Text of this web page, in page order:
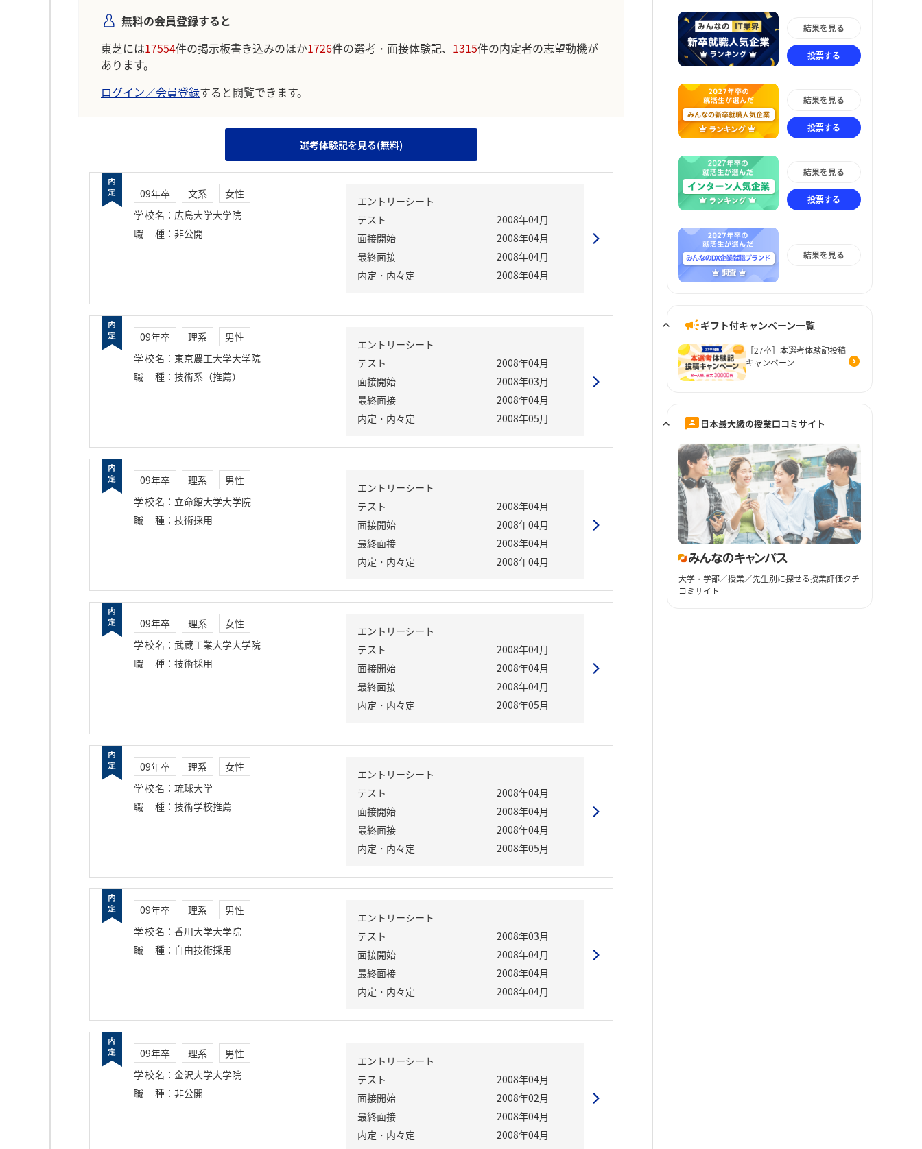
ます。
学生の声を就職活動の参考にしましょう。
※AIを使用し、過去3年間のユーザー投稿を要約しています。実際のユーザの投稿は下記の一覧からご確認ください。
無料の会員登録すると
東芝には17554件の掲示板書き込みのほか1726件の選考・面接体験記、 1315件の内定者の志望動機が
あります。
ログイン／会員登録すると閲覧できます。
選考体験記を見る(無料)
09年卒 文系
女性
学校名 ： 広島大学大学院
職種 ： 非公開
エントリーシート
テスト
2008年04月
面接開始
2008年04月
最終面接
2008年04月
内定・内々定
2008年04月
09年卒 理系
男性
学校名 ： 東京農工大学大学院
職種 ： 技術系（推薦）
エントリーシート
テスト
2008年04月
面接開始
2008年03月
最終面接
2008年04月
内定・内々定
2008年05月
09年卒 理系
男性
学校名 ： 立命館大学大学院
職種 ： 技術採用
エントリーシート
テスト
2008年04月
面接開始
2008年04月
最終面接
2008年04月
内定・内々定
2008年04月
09年卒 理系
女性
学校名 ： 武蔵工業大学大学院
職種 ： 技術採用
エントリーシート
テスト
2008年04月
面接開始
2008年04月
最終面接
2008年04月
内定・内々定
2008年05月
09年卒 理系
女性
学校名 ： 琉球大学
職種 ： 技術学校推薦
エントリーシート
テスト
2008年04月
面接開始
2008年04月
最終面接
2008年04月
内定・内々定
2008年05月
09年卒 理系
男性
学校名 ： 香川大学大学院
職種 ： 自由技術採用
エントリーシート
テスト
2008年03月
面接開始
2008年04月
最終面接
2008年04月
内定・内々定
2008年04月
09年卒 理系
男性
学校名 ： 金沢大学大学院
職種 ： 非公開
エントリーシート
テスト
2008年04月
面接開始
2008年02月
最終面接
2008年04月
内定・内々定
2008年04月
結果を見る
投票する
結果を見る
投票する
結果を見る
投票する
結果を見る
ギフト付キャンペーン一覧
［27卒］本選考体験記投稿
キャンペーン
日本最大級の授業口コミサイト
大学・学部／授業／先生別に探せる授業評価クチ
コミサイト